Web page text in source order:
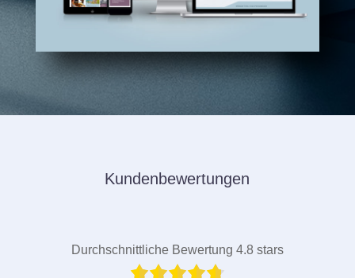
Kundenbewertungen
Durchschnittliche Bewertung 4.8 stars